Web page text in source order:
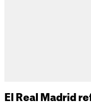
El Real Madrid